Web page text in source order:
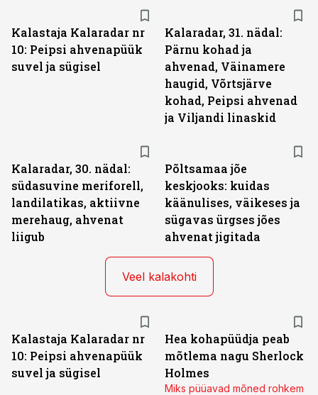
Kalastaja Kalaradar nr
10: Peipsi ahvenapüük
suvel ja sügisel
Kalaradar, 31. nädal:
Pärnu kohad ja
ahvenad, Väinamere
haugid, Võrtsjärve
kohad, Peipsi ahvenad
ja Viljandi linaskid
Kalaradar, 30. nädal:
südasuvine meriforell,
landilatikas, aktiivne
merehaug, ahvenat
liigub
Põltsamaa jõe
keskjooks: kuidas
käänulises, väikeses ja
sügavas ürgses jões
ahvenat jigitada
Veel kalakohti
Kalastaja Kalaradar nr
10: Peipsi ahvenapüük
suvel ja sügisel
Hea kohapüüdja peab
mõtlema nagu Sherlock
Holmes
Miks püüavad mõned rohkem